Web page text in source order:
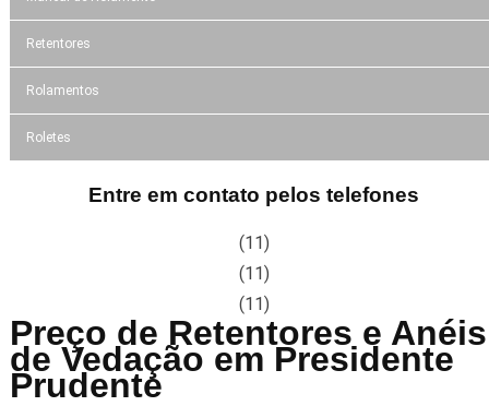
Retentores
Rolamentos
Roletes
Entre em contato pelos telefones
(11)
(11)
(11)
Preço de Retentores e Anéis
de Vedação em Presidente
Prudente